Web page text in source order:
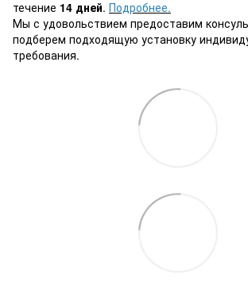
течение 14 дней. Подробнее.
Мы с удовольствием предоставим
подберем подходящую установку
требования.